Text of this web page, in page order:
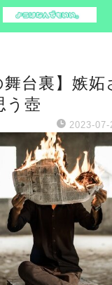
舞台裏】嫉
う壺
2023-07-